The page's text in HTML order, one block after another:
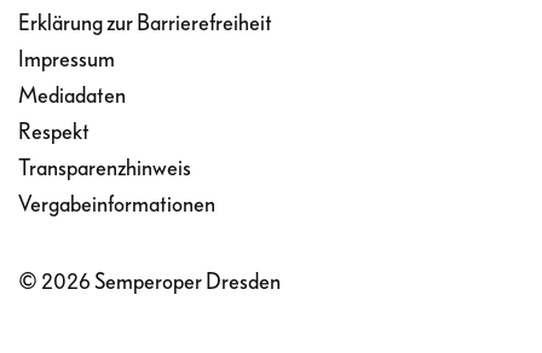
Erklärung zur Barrierefreiheit
Impressum
Mediadaten
Respekt
Transparenzhinweis
Vergabeinformationen
© 2026 Semperoper Dresden